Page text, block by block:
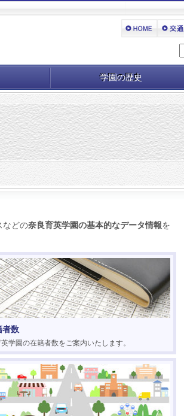
学園の歴史
などの奈良育英学園の基本的なデータ情報を
者数
学園の在籍者数をご案内いたします。